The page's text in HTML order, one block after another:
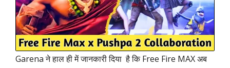
Garena ने हाल ही में जानकारी दिया है कि Free Fire MAX अब